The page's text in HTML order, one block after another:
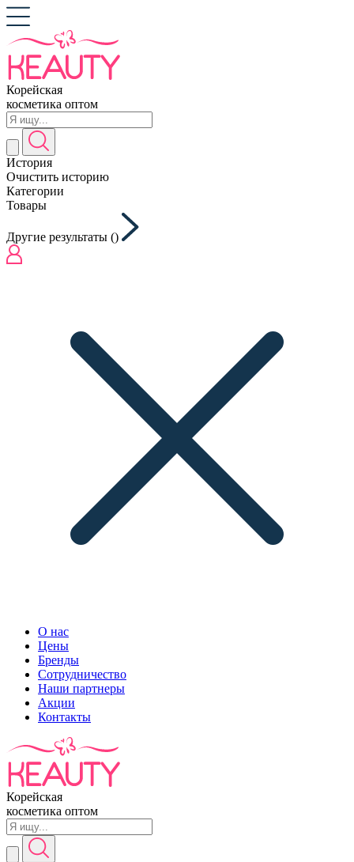
Корейская
косметика оптом
История
Очистить историю
Категории
Товары
Другие результаты ()
О нас
Цены
Бренды
Сотрудничество
Наши партнеры
Акции
Контакты
Корейская
косметика оптом